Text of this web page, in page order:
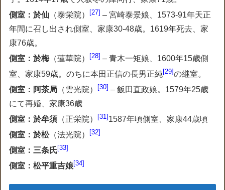
側室：於仙 （泰栄院） 27 – 宮崎泰景娘、1573-91年天正
年間に召し出され側室、家康30-48歳。1619年死去、家
康76歳。
側室：於梅（蓮華院） 28 – 青木一矩娘、1600年15歳側
室、家康59歳。のちに本田正信の長男正純 29 の継室。
側室：阿茶局 （雲光院） 30 – 飯田直政娘。1579年25歳
にて再婚、家康36歳
側室：於牟須 （正栄院） 31 1587年頃側室、家康44歳頃
側室：於松（法光院） 32
側室：三条氏 33
側室：松平重吉娘 34